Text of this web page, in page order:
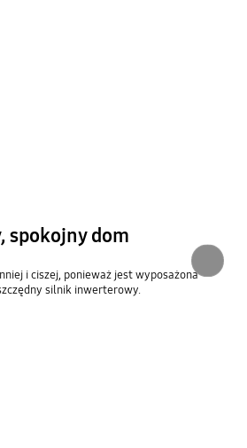
spokojny dom
i ciszej, ponieważ jest wyposażona
silnik inwerterowy.